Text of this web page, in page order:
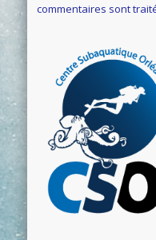
commentaires sont